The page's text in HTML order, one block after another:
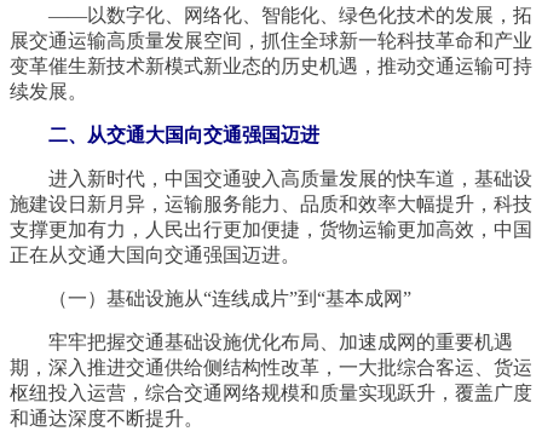
——以数字化、网络化、智能化、绿色化技术的发展，拓
展交通运输高质量发展空间，抓住全球新一轮科技革命和产业
变革催生新技术新模式新业态的历史机遇，推动交通运输可持
续发展。
二、从交通大国向交通强国迈进
进入新时代，中国交通驶入高质量发展的快车道，基础设
施建设日新月异，运输服务能力、品质和效率大幅提升，科技
支撑更加有力，人民出行更加便捷，货物运输更加高效，中国
正在从交通大国向交通强国迈进。
（一）基础设施从“连线成片”到“基本成网”
牢牢把握交通基础设施优化布局、加速成网的重要机遇
期，深入推进交通供给侧结构性改革，一大批综合客运、货运
枢纽投入运营，综合交通网络规模和质量实现跃升，覆盖广度
和通达深度不断提升。